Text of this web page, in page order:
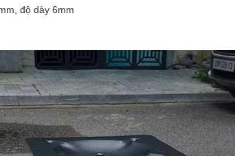
độ dày 6mm